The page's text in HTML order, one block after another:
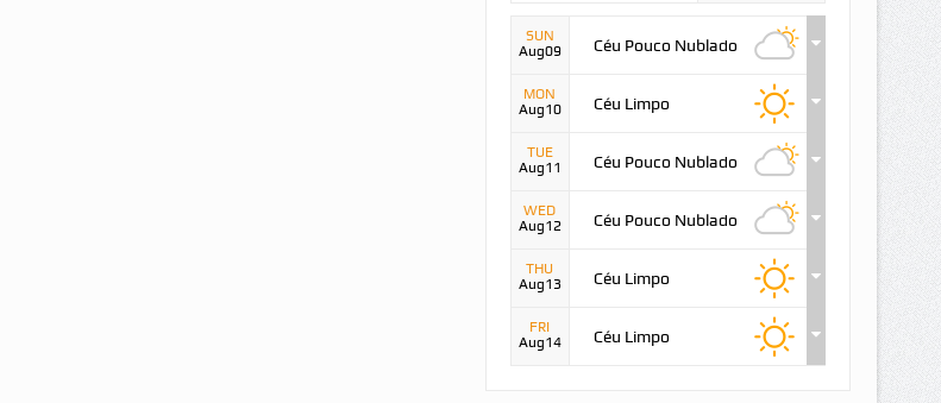
SUN
Aug09
Céu Pouco Nublado
MON
Aug10
Céu Limpo
TUE
Aug11
Céu Pouco Nublado
WED
Aug12
Céu Pouco Nublado
THU
Aug13
Céu Limpo
FRI
Aug14
Céu Limpo